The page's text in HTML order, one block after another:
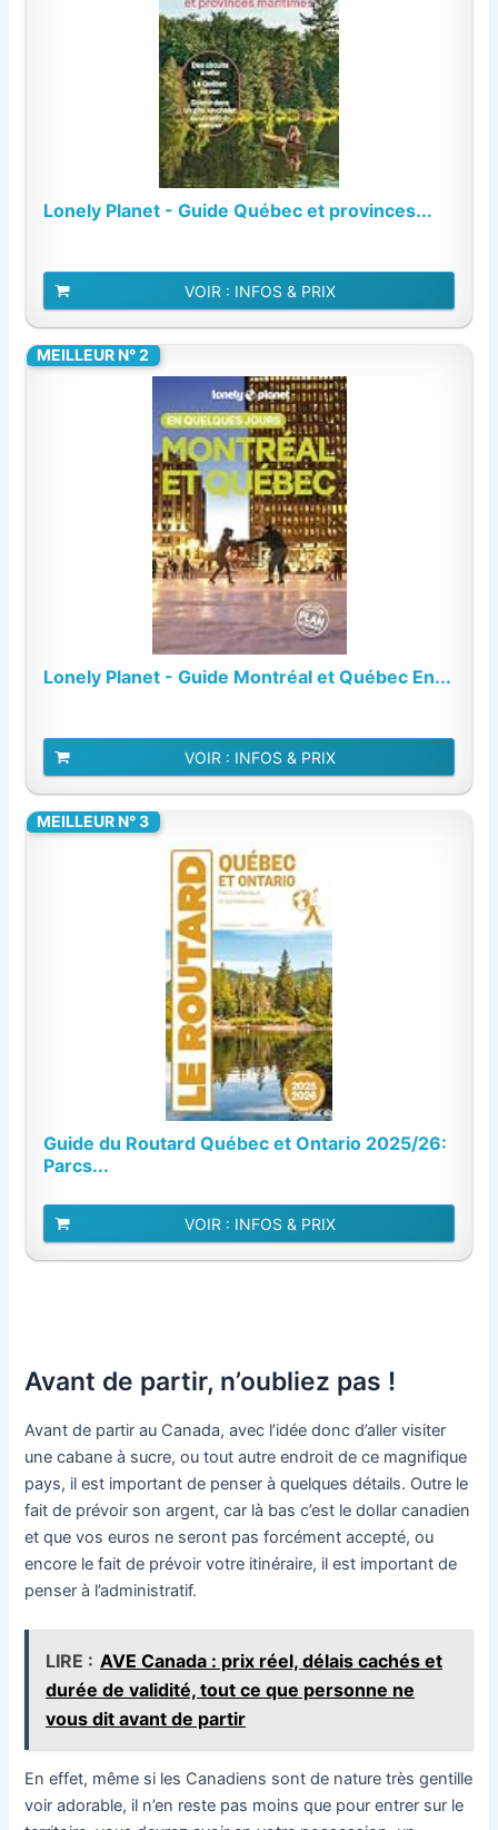
Lonely Planet - Guide Québec et provinces...
VOIR : INFOS & PRIX
MEILLEUR N° 2
Lonely Planet - Guide Montréal et Québec En...
VOIR : INFOS & PRIX
MEILLEUR N° 3
Guide du Routard Québec et Ontario 2025/26:
Parcs...
VOIR : INFOS & PRIX
Avant de partir, n’oubliez pas !
Avant de partir au Canada, avec l’idée donc d’aller visiter
une cabane à sucre, ou tout autre endroit de ce magnifique
pays, il est important de penser à quelques détails. Outre le
fait de prévoir son argent, car là bas c’est le dollar canadien
et que vos euros ne seront pas forcément accepté, ou
encore le fait de prévoir votre itinéraire, il est important de
penser à l’administratif.
LIRE : AVE Canada : prix réel, délais cachés et
durée de validité, tout ce que personne ne
vous dit avant de partir
En effet, même si les Canadiens sont de nature très gentille
voir adorable, il n’en reste pas moins que pour entrer sur le